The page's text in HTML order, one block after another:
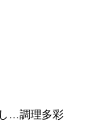
…調理多彩